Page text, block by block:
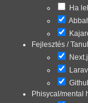
Ha
Fejlesztés /
Phisycal/mental